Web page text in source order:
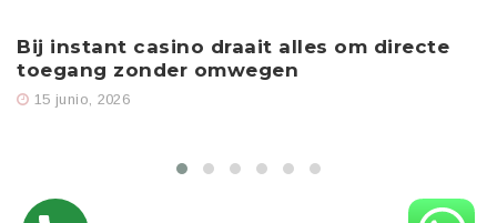
Bij instant casino draait alles om directe
toegang zonder omwegen
15 junio, 2026